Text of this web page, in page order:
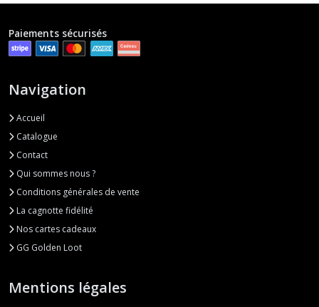
Paiements sécurisés
Navigation
Accueil
Catalogue
Contact
Qui sommes nous ?
Conditions générales de vente
La cagnotte fidélité
Nos cartes cadeaux
GG Golden Loot
Mentions légales